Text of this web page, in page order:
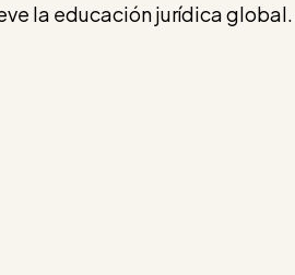
la educación jurídica global.